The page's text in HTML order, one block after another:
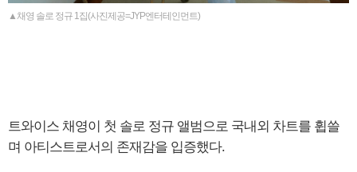
▲채영 솔로 정규 1집(사진제공=JYP엔터테인먼트)
트와이스 채영이 첫 솔로 정규 앨범으로 국내외 차트를 휩쓸
며 아티스트로서의 존재감을 입증했다.